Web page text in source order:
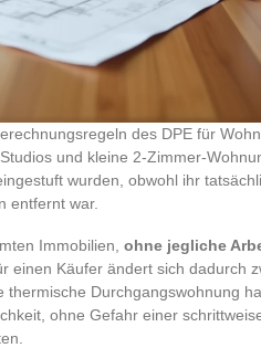
des DPE für
und kleine 2-Zimmer-
wurden, obwohl ihr
entfernt war.
Immobilien, ohne jegliche
einen Käufer ändert sich dadurch
thermische Durchgangswohnung
ohne Gefahr einer